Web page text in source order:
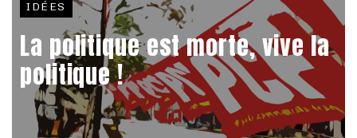
IDÉES
La politique est morte, vive la
politique !